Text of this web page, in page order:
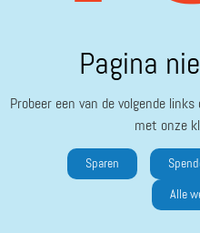
Pagina
Probeer een van de volgende
met onze
Sparen
Alle